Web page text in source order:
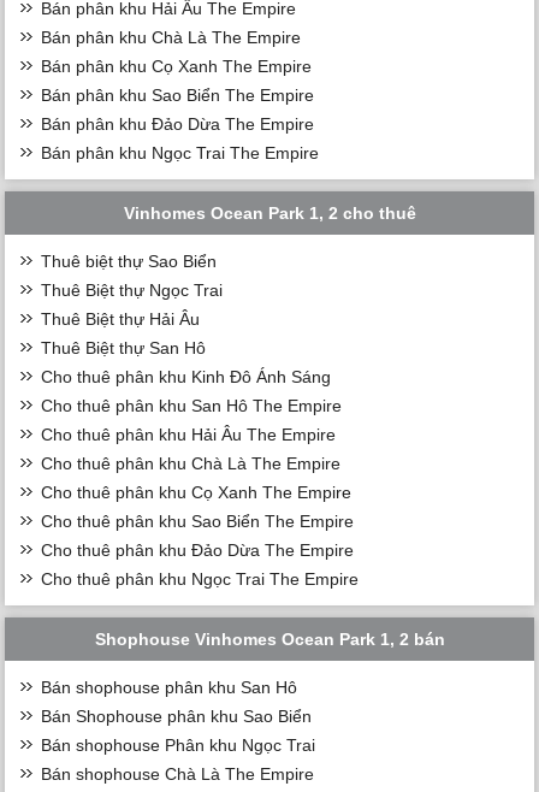
Bán phân khu Hải Âu The Empire
Bán phân khu Chà Là The Empire
Bán phân khu Cọ Xanh The Empire
Bán phân khu Sao Biển The Empire
Bán phân khu Đảo Dừa The Empire
Bán phân khu Ngọc Trai The Empire
Vinhomes Ocean Park 1, 2 cho thuê
Thuê biệt thự Sao Biển
Thuê Biệt thự Ngọc Trai
Thuê Biệt thự Hải Âu
Thuê Biệt thự San Hô
Cho thuê phân khu Kinh Đô Ánh Sáng
Cho thuê phân khu San Hô The Empire
Cho thuê phân khu Hải Âu The Empire
Cho thuê phân khu Chà Là The Empire
Cho thuê phân khu Cọ Xanh The Empire
Cho thuê phân khu Sao Biển The Empire
Cho thuê phân khu Đảo Dừa The Empire
Cho thuê phân khu Ngọc Trai The Empire
Shophouse Vinhomes Ocean Park 1, 2 bán
Bán shophouse phân khu San Hô
Bán Shophouse phân khu Sao Biển
Bán shophouse Phân khu Ngọc Trai
Bán shophouse Chà Là The Empire